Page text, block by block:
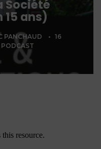
Société
15 ans)
PANCHAUD • 16
PODCAST